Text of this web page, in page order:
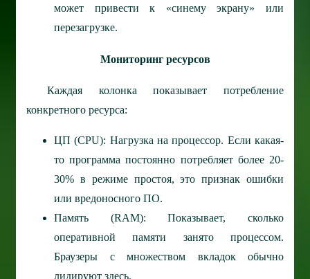
может привести к «синему экрану» или
перезагрузке.
Мониторинг ресурсов
Каждая колонка показывает потребление
конкретного ресурса:
ЦП (CPU): Нагрузка на процессор. Если какая-
то программа постоянно потребляет более 20-
30% в режиме простоя, это признак ошибки
или вредоносного ПО.
Память (RAM): Показывает, сколько
оперативной памяти занято процессом.
Браузеры с множеством вкладок обычно
лидируют здесь.